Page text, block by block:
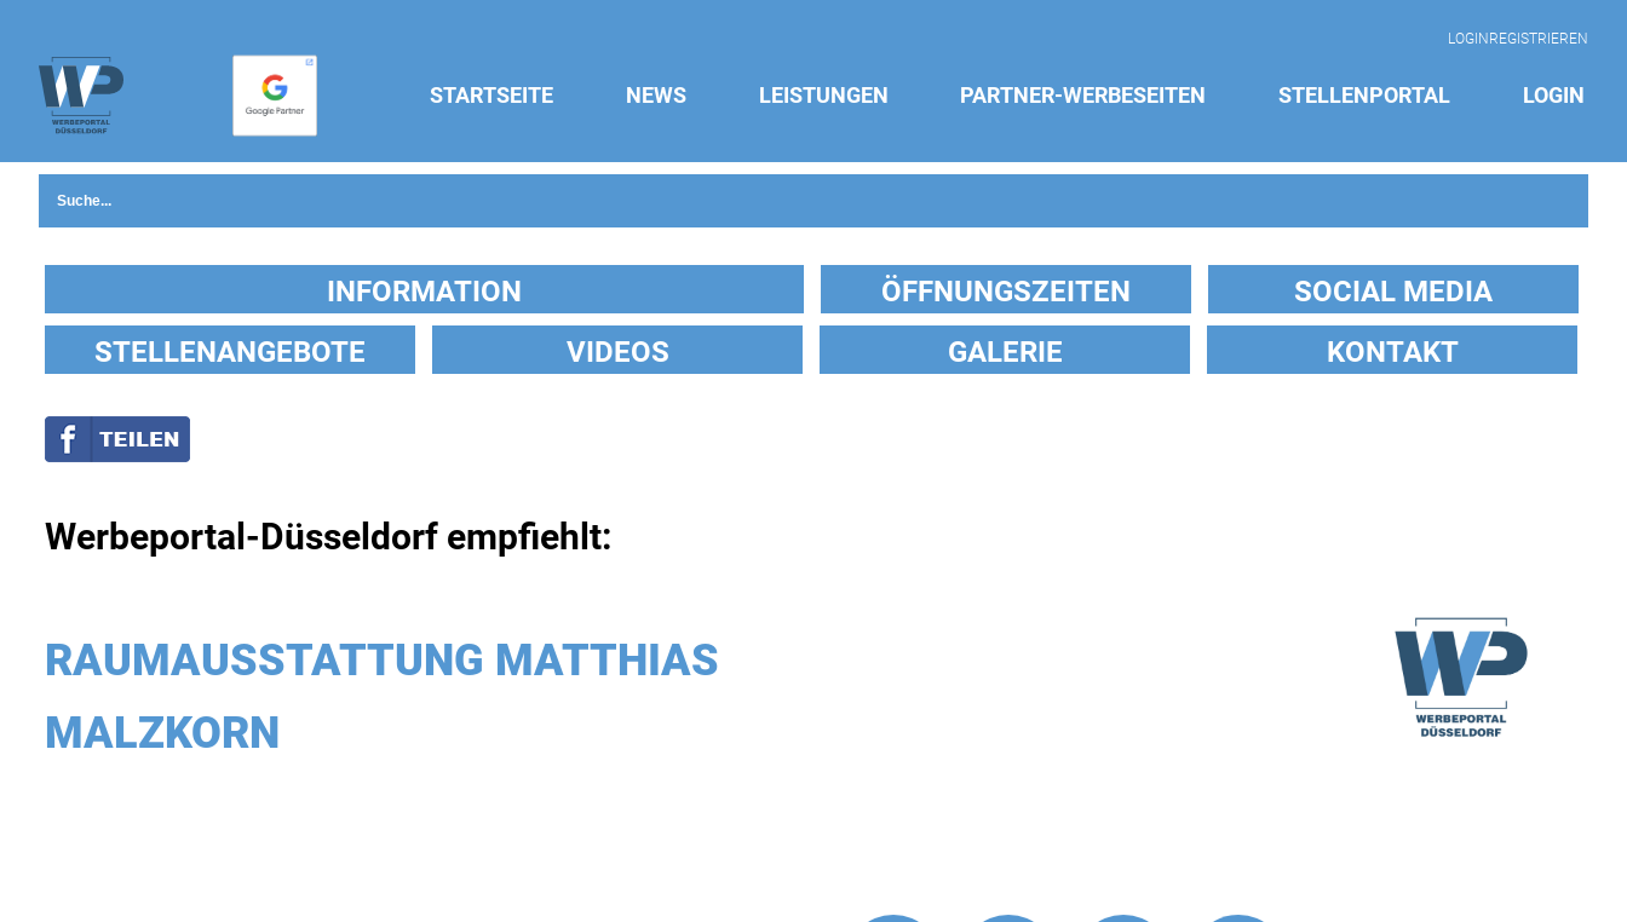
LOGIN REGISTRIEREN
STARTSEITE NEWS LEISTUNGEN PARTNER-WERBESEITEN STELLENPORTAL LOGIN
INFORMATION ÖFFNUNGSZEITEN
SOCIAL MEDIA
STELLENANGEBOTE
VIDEOS GALERIE KONTAKT
Werbeportal-Düsseldorf empfiehlt:
RAUMAUSSTATTUNG MATTHIAS
MALZKORN